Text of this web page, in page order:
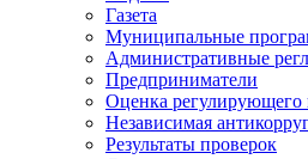
Газета
Муниципальные
Административные
Предприниматели
Оценка регулирующего
Независимая
Результаты проверок